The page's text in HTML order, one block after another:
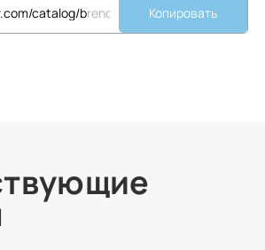
Копировать